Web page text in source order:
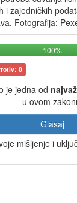
i zajedničkih
Fotografija:
100%
0
je jedna od
u ovom
Glasaj
mišljenje i